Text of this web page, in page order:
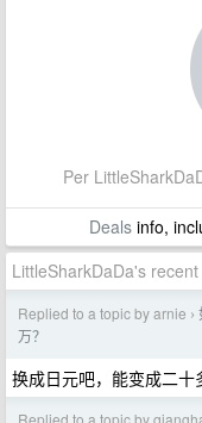
Per
Dealsinfo,
LittleSharkDaDa's
Replied to a topic by arnie ›
万？
换成日元吧，能变成二十
Replied to a topic by